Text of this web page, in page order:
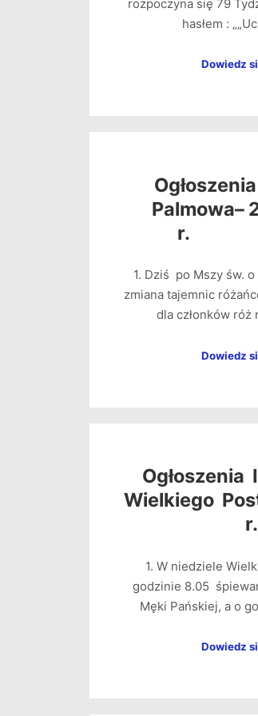
rozpoczyna się 79
hasłem :
Dowiedz
Palmowa–
1. Dziś po Mszy św.
zmiana tajemnic
dla członków
Dowiedz
Ogłoszenia
Wielkiego
r.
1. W niedziele
godzinie 8.05
Męki Pańskiej, a o
Dowiedz